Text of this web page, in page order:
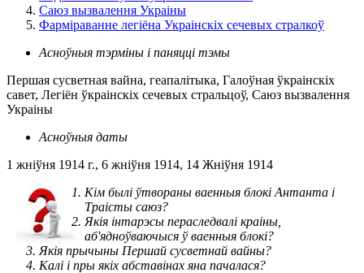
Саюз вызвалення Украіны
Фарміраванне легіёна Украінскіх сечевых стралкоў
Асноўныя тэрміны і паняцці тэмы
Першая сусветная вайна, геапалітыка, Галоўная ўкраінскіх
савет, Легіён ўкраінскіх сечевых стральцоў, Саюз вызвалення
Украіны
Асноўныя даты
1 жніўня 1914 г., 6 жніўня 1914, 14 Жніўня 1914
Кім былі ўтвораны ваенныя блокі Антанта і
Траісты саюз?
Якія інтарэсы пераследвалі краіны,
аб'ядноўваючыся ў ваенныя блокі?
Якія прычыны Першай сусветнай вайны?
Калі і пры якіх абставінах яна пачалася?